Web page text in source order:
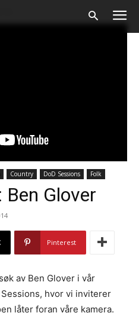
Country DoD Sessions Folk
Ben Glover
Pinterest
av Ben Glover i vår
hvor vi inviterer
låter foran våre kamera.